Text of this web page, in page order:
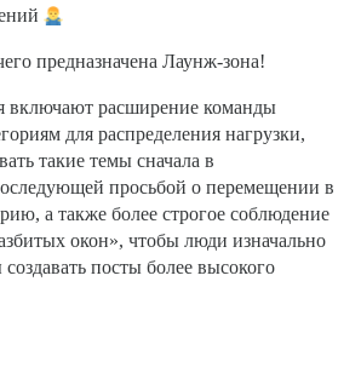
предназначена Лаунж-зона!
расширение команды
для распределения нагрузки,
такие темы сначала в
просьбой о перемещении в
а также более строгое соблюдение
окон», чтобы люди изначально
посты более высокого